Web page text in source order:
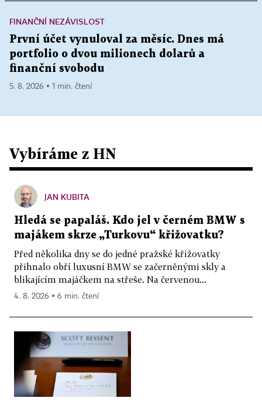
FINANČNÍ NEZÁVISLOST
První účet vynuloval za měsíc. Dnes má
portfolio o dvou milionech dolarů a
finanční svobodu
5. 8. 2026 ▪ 1 min. čtení
Vybíráme z HN
JAN KUBITA
Hledá se papaláš. Kdo jel v černém BMW s
majákem skrze „Turkovu“ křižovatku?
Před několika dny se do jedné pražské křižovatky
přihnalo obří luxusní BMW se začerněnými skly a
blikajícím majáčkem na střeše. Na červenou...
4. 8. 2026 ▪ 6 min. čtení